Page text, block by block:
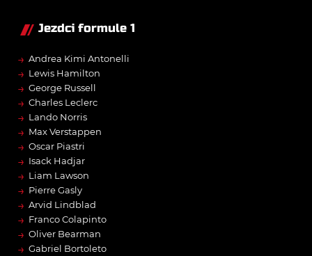
Jezdci formule 1
→ Andrea Kimi Antonelli
→ Lewis Hamilton
→ George Russell
→ Charles Leclerc
→ Lando Norris
→ Max Verstappen
→ Oscar Piastri
→ Isack Hadjar
→ Liam Lawson
→ Pierre Gasly
→ Arvid Lindblad
→ Franco Colapinto
→ Oliver Bearman
→ Gabriel Bortoleto